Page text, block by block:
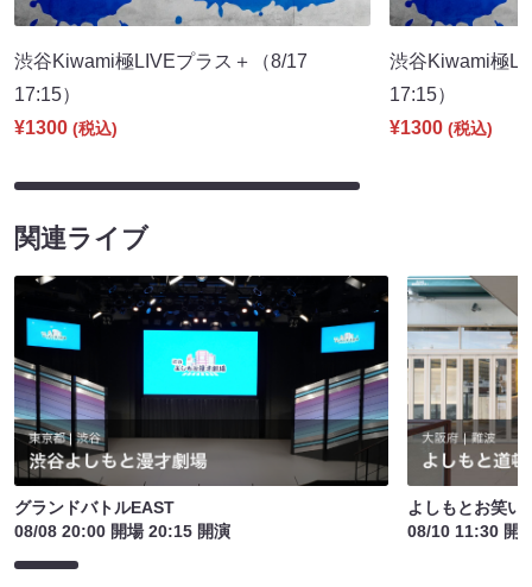
渋谷Kiwami極LIVEプラス＋（8/17
17:15）
¥1300 (税込)
渋谷Kiwami極
17:15）
¥1300 (税込)
関連ライブ
グランドバトルEAST
08/08 20:00 開場 20:15 開演
よしもとお笑い
08/10 11:30 開